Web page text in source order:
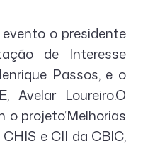
o presidente
de Interesse
Passos, e o
Avelar Loureiro.O
projeto‘Melhorias
e CII da CBIC,